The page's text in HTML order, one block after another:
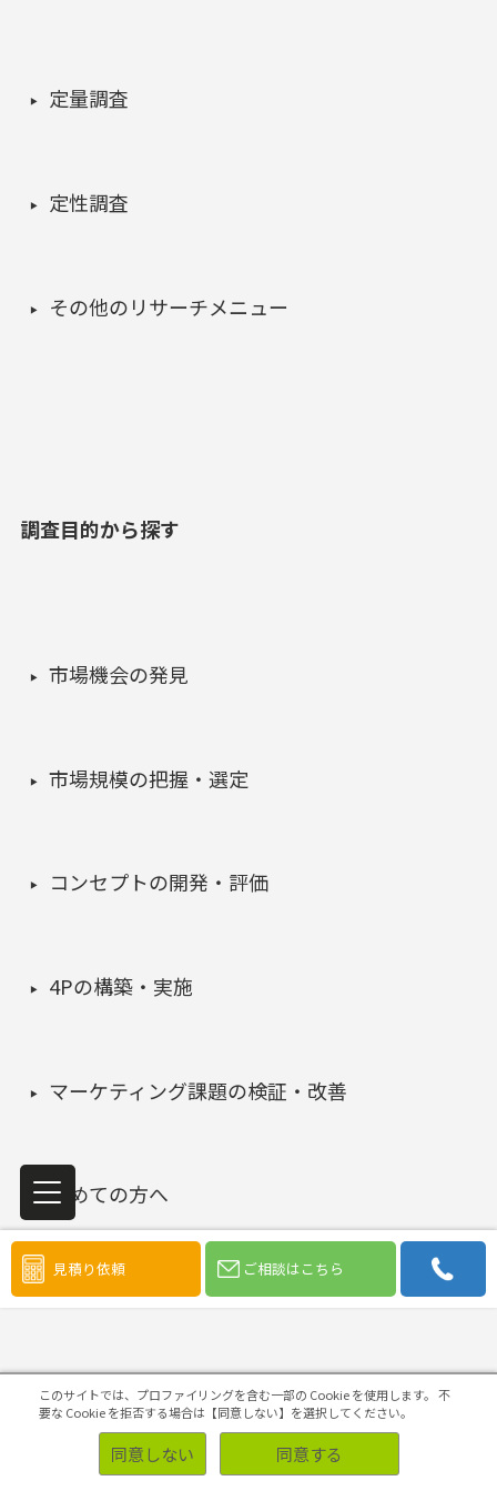
見積り依頼 ご相談はこちら
定量調査
定性調査
その他のリサーチメニュー
調査目的から探す
市場機会の発見
市場規模の把握・選定
コンセプトの開発・評価
4Pの構築・実施
マーケティング課題の検証・改善
初めての方へ
ソリューション
このサイトでは、プロファイリングを含む一部の Cookie を使用します。 不
要な Cookie を拒否する場合は【同意しない】を選択してください。
同意しない 同意する